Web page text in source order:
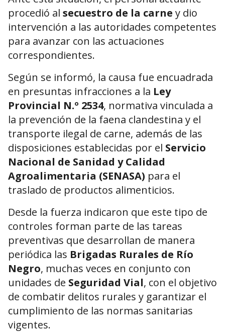
procedió al secuestro de la carne y dio
intervención a las autoridades competentes
para avanzar con las actuaciones
correspondientes.
Según se informó, la causa fue encuadrada
en presuntas infracciones a la Ley
Provincial N.º 2534, normativa vinculada a
la prevención de la faena clandestina y el
transporte ilegal de carne, además de las
disposiciones establecidas por el Servicio
Nacional de Sanidad y Calidad
Agroalimentaria (SENASA) para el
traslado de productos alimenticios.
Desde la fuerza indicaron que este tipo de
controles forman parte de las tareas
preventivas que desarrollan de manera
periódica las Brigadas Rurales de Río
Negro, muchas veces en conjunto con
unidades de Seguridad Vial, con el objetivo
de combatir delitos rurales y garantizar el
cumplimiento de las normas sanitarias
vigentes.